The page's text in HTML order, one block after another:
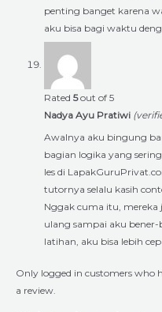
penting banget karena
aku bisa bagi waktu
Rated 5out of 5
Nadya Ayu Pratiwi
Awalnya aku bingung
bagian logika yang
les di
tutornya selalu kasih
Nggak cuma itu, mereka
ulang sampai aku
latihan, aku bisa lebih
Only logged in customers who
a review.